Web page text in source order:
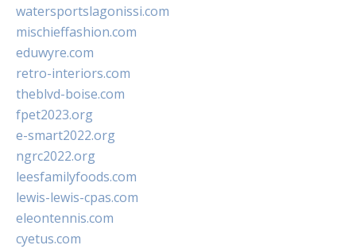
watersportslagonissi.com
mischieffashion.com
eduwyre.com
retro-interiors.com
theblvd-boise.com
fpet2023.org
e-smart2022.org
ngrc2022.org
leesfamilyfoods.com
lewis-lewis-cpas.com
eleontennis.com
cyetus.com